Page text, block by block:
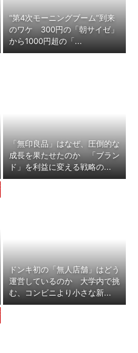
“第4次モーニングブーム”到来
のワケ 300円の「朝サイゼ」
から1000円超の「...
「無印良品」はなぜ、圧倒的な
成長を果たせたのか 「ブラン
ド」を利益に変える戦略の...
ドンキ初の「無人店舗」はどう
運営しているのか 大学内で挑
む、コンビニより小さな新...